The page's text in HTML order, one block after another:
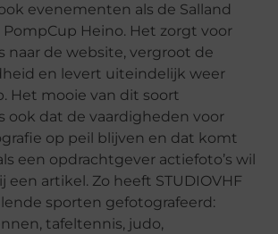
evenementen als de Salland
PompCup Heino. Het zorgt voor
naar de website, vergroot de
en levert uiteindelijk weer
Het mooie van dit soort
ook dat de vaardigheden voor
op peil blijven en dat komt
een opdrachtgever actiefoto’s wil
een artikel. Zo heeft STUDIOVHF
sporten gefotografeerd:
tafeltennis, judo,